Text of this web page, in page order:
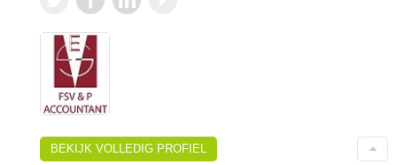
BEKIJK VOLLEDIG PROFIEL